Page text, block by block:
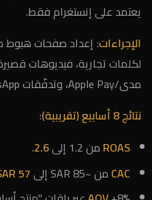
يعتمد على إنستغرام فقط.
الإجراءات
مدى/Apple Pay، وتدفّقات WhatsApp بعد الشراء.
نتائج 8 أسابيع (تقريبية)
:
ROAS من 1.2 إلى 2.6
.
CAC من ~85 SAR إلى 57 SAR